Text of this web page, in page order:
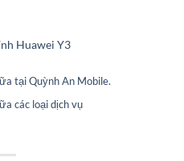
Huawei Y3
tại Quỳnh An Mobile.
các loại dịch vụ